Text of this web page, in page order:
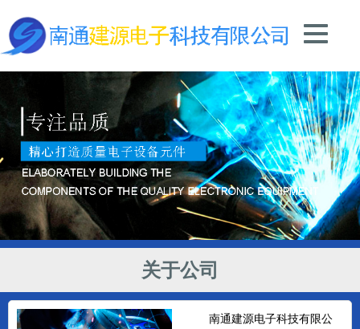
关于公司
南通建源电子科技有限公